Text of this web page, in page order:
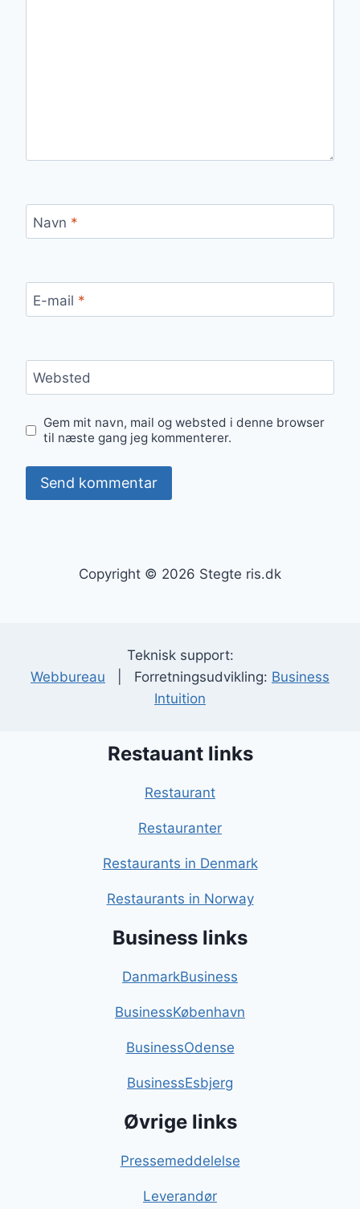
Navn *
E-mail *
Websted
Gem mit navn, mail og websted i denne browser
til næste gang jeg kommenterer.
Copyright © 2026 Stegte ris.dk
Teknisk support:
Webbureau | Forretningsudvikling: Business
Intuition
Restauant links
Restaurant
Restauranter
Restaurants in Denmark
Restaurants in Norway
Business links
DanmarkBusiness
BusinessKøbenhavn
BusinessOdense
BusinessEsbjerg
Øvrige links
Pressemeddelelse
Leverandør